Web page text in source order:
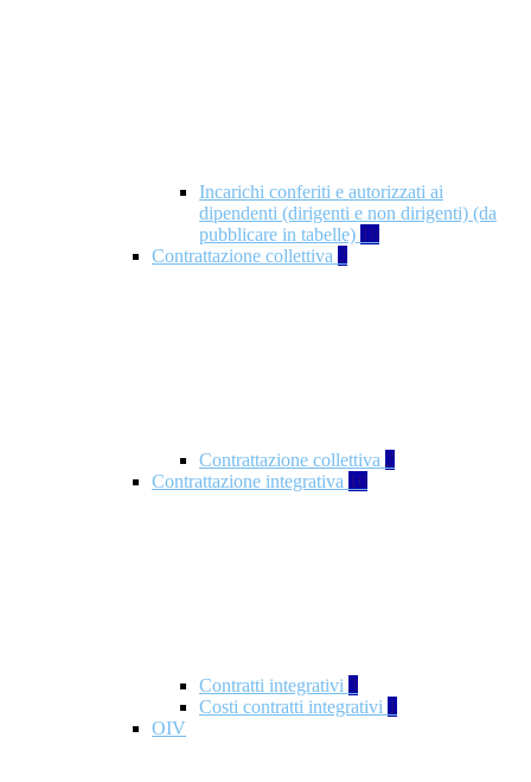
Incarichi conferiti e autorizzati ai
dipendenti (dirigenti e non dirigenti) (da
pubblicare in tabelle) 18
Contrattazione collettiva 2
Contrattazione collettiva 2
Contrattazione integrativa 10
Contratti integrativi 3
Costi contratti integrativi 1
OIV